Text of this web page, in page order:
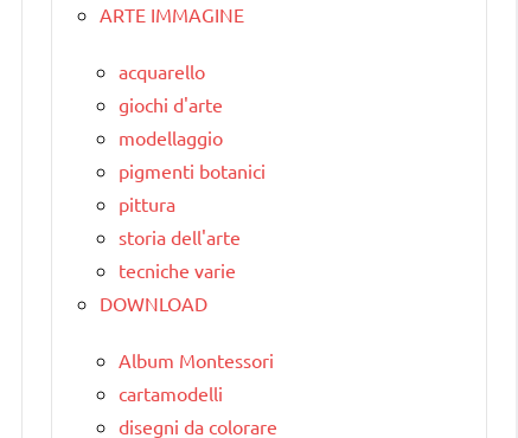
ARTE IMMAGINE
acquarello
giochi d'arte
modellaggio
pigmenti botanici
pittura
storia dell'arte
tecniche varie
DOWNLOAD
Album Montessori
cartamodelli
disegni da colorare